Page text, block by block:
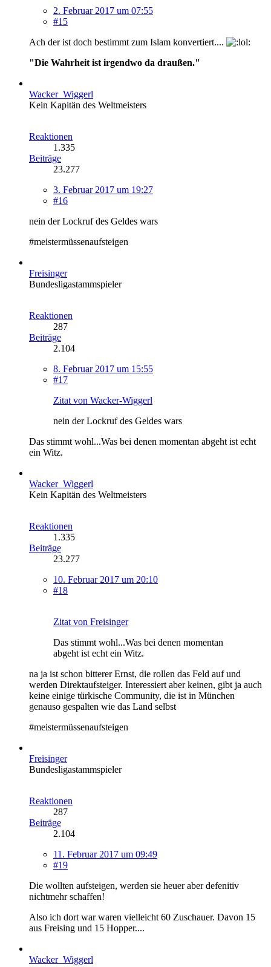
2. Februar 2017 um 07:55
#15
Ach der ist doch bestimmt zum Islam konvertiert....
"Die Wahrheit ist irgendwo da draußen."
Wacker_Wiggerl
Kein Kapitän des Weltmeisters
Reaktionen
1.335
Beiträge
23.277
3. Februar 2017 um 19:27
#16
nein der Lockruf des Geldes wars
#meistermüssenaufsteigen
Freisinger
Bundesligastammspieler
Reaktionen
287
Beiträge
2.104
8. Februar 2017 um 15:55
#17
Zitat von Wacker-Wiggerl
nein der Lockruf des Geldes wars
Das stimmt wohl...Was bei denen momentan abgeht ist echt
ein Witz.
Wacker_Wiggerl
Kein Kapitän des Weltmeisters
Reaktionen
1.335
Beiträge
23.277
10. Februar 2017 um 20:10
#18
Zitat von Freisinger
Das stimmt wohl...Was bei denen momentan
abgeht ist echt ein Witz.
na ja ist schon bitterer Ernst, die rollen das Feld auf und
werden Direktaufsteiger. Interessiert aber keinen, gibt ja auch
keine einige türkische Community, die ist in München
genauso gespalten wie das Land selbst
#meistermüssenaufsteigen
Freisinger
Bundesligastammspieler
Reaktionen
287
Beiträge
2.104
11. Februar 2017 um 09:49
#19
Die wollten aufsteigen, werden sie heuer aber defenitiv
nichtmehr schaffen!
Also ich dort war waren vielleicht 60 Zuschauer. Davon 15
aus Freising und 15 Hopper....
Wacker_Wiggerl